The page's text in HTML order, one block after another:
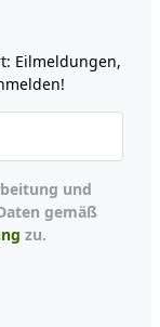
Eilmeldungen,
gemäß
zu.